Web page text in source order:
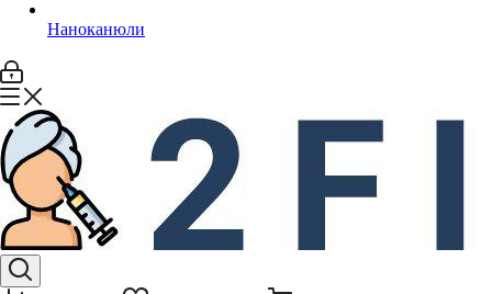
Наноканюли